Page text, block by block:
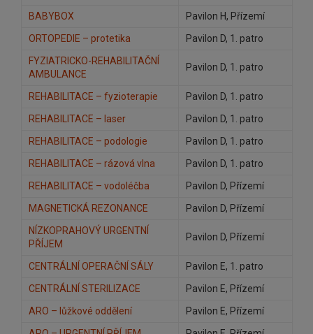
BABYBOX
Pavilon H, Přízemí
ORTOPEDIE – protetika
Pavilon D, 1. patro
FYZIATRICKO-REHABILITAČNÍ
AMBULANCE
Pavilon D, 1. patro
REHABILITACE – fyzioterapie
Pavilon D, 1. patro
REHABILITACE – laser
Pavilon D, 1. patro
REHABILITACE – podologie
Pavilon D, 1. patro
REHABILITACE – rázová vlna
Pavilon D, 1. patro
REHABILITACE – vodoléčba
Pavilon D, Přízemí
MAGNETICKÁ REZONANCE
Pavilon D, Přízemí
NÍZKOPRAHOVÝ URGENTNÍ
PŘÍJEM
Pavilon D, Přízemí
CENTRÁLNÍ OPERAČNÍ SÁLY
Pavilon E, 1. patro
CENTRÁLNÍ STERILIZACE
Pavilon E, Přízemí
ARO – lůžkové oddělení
Pavilon E, Přízemí